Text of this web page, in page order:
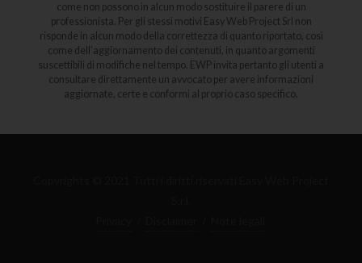
come non possono in alcun modo sostituire il parere di un
professionista. Per gli stessi motivi Easy Web Project Srl non
risponde in alcun modo della correttezza di quanto riportato, così
come dell’aggiornamento dei contenuti, in quanto argomenti
suscettibili di modifiche nel tempo. EWP invita pertanto gli utenti a
consultare direttamente un avvocato per avere informazioni
aggiornate, certe e conformi al proprio caso specifico.